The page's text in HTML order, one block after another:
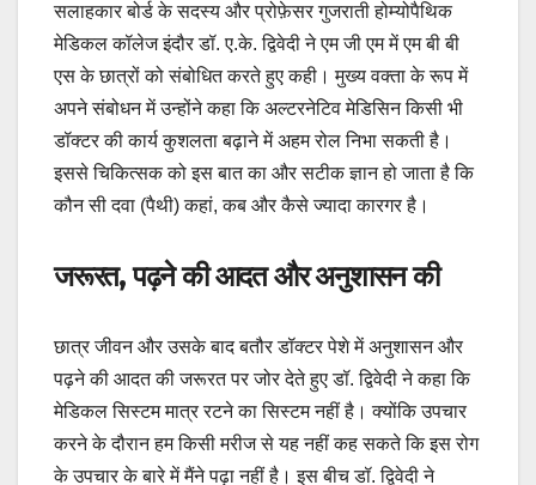
सलाहकार बोर्ड के सदस्य और प्रोफ़ेसर गुजराती होम्योपैथिक
मेडिकल कॉलेज इंदौर डॉ. ए.के. द्विवेदी ने एम जी एम में एम बी बी
एस के छात्रों को संबोधित करते हुए कही। मुख्य वक्ता के रूप में
अपने संबोधन में उन्होंने कहा कि अल्टरनेटिव मेडिसिन किसी भी
डॉक्टर की कार्य कुशलता बढ़ाने में अहम रोल निभा सकती है।
इससे चिकित्सक को इस बात का और सटीक ज्ञान हो जाता है कि
कौन सी दवा (पैथी) कहां, कब और कैसे ज्यादा कारगर है।
जरूरत, पढ़ने की आदत और अनुशासन की
छात्र जीवन और उसके बाद बतौर डॉक्टर पेशे में अनुशासन और
पढ़ने की आदत की जरूरत पर जोर देते हुए डॉ. द्विवेदी ने कहा कि
मेडिकल सिस्टम मात्र रटने का सिस्टम नहीं है। क्योंकि उपचार
करने के दौरान हम किसी मरीज से यह नहीं कह सकते कि इस रोग
के उपचार के बारे में मैंने पढ़ा नहीं है। इस बीच डॉ. द्विवेदी ने